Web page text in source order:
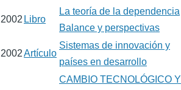
2002 Libro
La teoría de la dependencia
Balance y perspectivas
2002Artículo
Sistemas de innovación y
países en desarrollo
CAMBIO TECNOLÓGICO Y